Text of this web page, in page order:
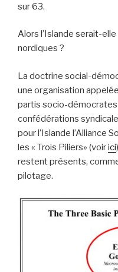
sur 63.
Alors l’Islande serait-
nordiques ?
La doctrine social-
une organisation
partis socio-
confédérations
pour l’Islande l’Alliance
les « Trois Piliers» (voirici
restent présents,
pilotage.